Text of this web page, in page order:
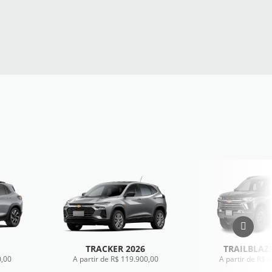
TRACKER 2026
A partir de R$ 119.900,00 A partir de R$